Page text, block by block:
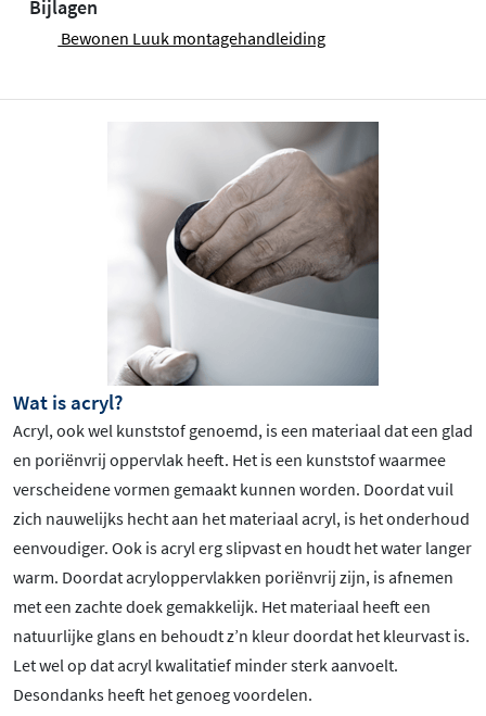
Bijlagen
Bewonen Luuk montagehandleiding
Wat is acryl?
Acryl, ook wel kunststof genoemd, is een materiaal dat een glad
en poriënvrij oppervlak heeft. Het is een kunststof waarmee
verscheidene vormen gemaakt kunnen worden. Doordat vuil
zich nauwelijks hecht aan het materiaal acryl, is het onderhoud
eenvoudiger. Ook is acryl erg slipvast en houdt het water langer
warm. Doordat acryloppervlakken poriënvrij zijn, is afnemen
met een zachte doek gemakkelijk. Het materiaal heeft een
natuurlijke glans en behoudt z’n kleur doordat het kleurvast is.
Let wel op dat acryl kwalitatief minder sterk aanvoelt.
Desondanks heeft het genoeg voordelen.